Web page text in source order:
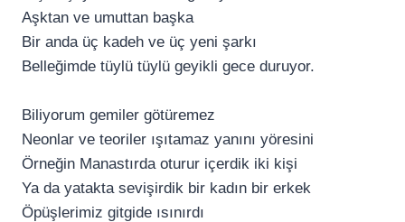
Aşktan ve umuttan başka
Bir anda üç kadeh ve üç yeni şarkı
Belleğimde tüylü tüylü geyikli gece duruyor.
Biliyorum gemiler götüremez
Neonlar ve teoriler ışıtamaz yanını yöresini
Örneğin Manastırda oturur içerdik iki kişi
Ya da yatakta sevişirdik bir kadın bir erkek
Öpüşlerimiz gitgide ısınırdı